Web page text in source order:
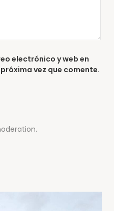
electrónico y web en
vez que comente.